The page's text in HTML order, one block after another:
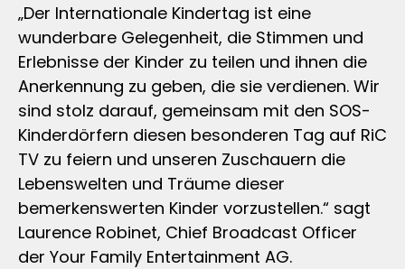
„Der Internationale Kindertag ist eine
wunderbare Gelegenheit, die Stimmen und
Erlebnisse der Kinder zu teilen und ihnen die
Anerkennung zu geben, die sie verdienen. Wir
sind stolz darauf, gemeinsam mit den SOS-
Kinderdörfern diesen besonderen Tag auf RiC
TV zu feiern und unseren Zuschauern die
Lebenswelten und Träume dieser
bemerkenswerten Kinder vorzustellen.“ sagt
Laurence Robinet, Chief Broadcast Officer
der Your Family Entertainment AG.